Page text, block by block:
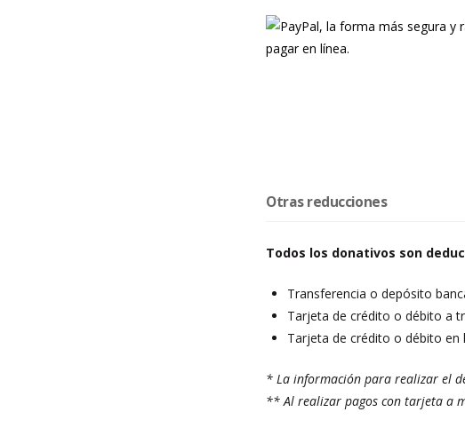
Otras reducciones
Todos los donativos son
Transferencia o depósito
Tarjeta de crédito o débito a
Tarjeta de crédito o débito en
* La información para realizar el
** Al realizar pagos con tarjeta a